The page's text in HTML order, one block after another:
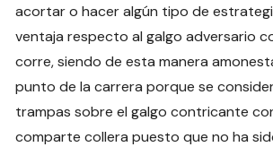
acortar o hacer algún tipo de
ventaja respecto al galgo adversario
corre, siendo de esta manera
punto de la carrera porque se
trampas sobre el galgo contricante
comparte collera puesto que no ha